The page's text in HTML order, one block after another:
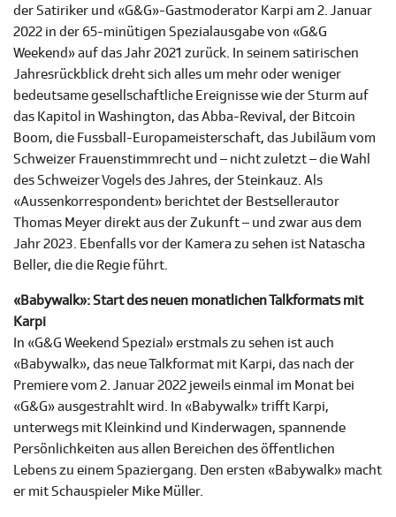
der Satiriker und «G&G»-Gastmoderator Karpi am 2. Januar
2022 in der 65-minütigen Spezialausgabe von «G&G
Weekend» auf das Jahr 2021 zurück. In seinem satirischen
Jahresrückblick dreht sich alles um mehr oder weniger
bedeutsame gesellschaftliche Ereignisse wie der Sturm auf
das Kapitol in Washington, das Abba-Revival, der Bitcoin
Boom, die Fussball-Europameisterschaft, das Jubiläum vom
Schweizer Frauenstimmrecht und – nicht zuletzt – die Wahl
des Schweizer Vogels des Jahres, der Steinkauz. Als
«Aussenkorrespondent» berichtet der Bestsellerautor
Thomas Meyer direkt aus der Zukunft – und zwar aus dem
Jahr 2023. Ebenfalls vor der Kamera zu sehen ist Natascha
Beller, die die Regie führt.
«Babywalk»: Start des neuen monatlichen Talkformats mit
Karpi
In «G&G Weekend Spezial» erstmals zu sehen ist auch
«Babywalk», das neue Talkformat mit Karpi, das nach der
Premiere vom 2. Januar 2022 jeweils einmal im Monat bei
«G&G» ausgestrahlt wird. In «Babywalk» trifft Karpi,
unterwegs mit Kleinkind und Kinderwagen, spannende
Persönlichkeiten aus allen Bereichen des öffentlichen
Lebens zu einem Spaziergang. Den ersten «Babywalk» macht
er mit Schauspieler Mike Müller.